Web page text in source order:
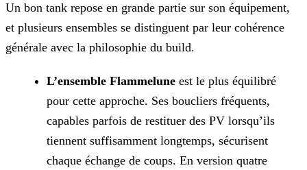
Un bon tank repose en grande partie sur son équipement,
et plusieurs ensembles se distinguent par leur cohérence
générale avec la philosophie du build.
L’ensemble Flammelune est le plus équilibré
pour cette approche. Ses boucliers fréquents,
capables parfois de restituer des PV lorsqu’ils
tiennent suffisamment longtemps, sécurisent
chaque échange de coups. En version quatre